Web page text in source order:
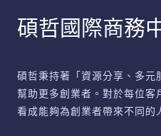
活
與
限
可
能
碩哲國際商務
碩哲秉持著「資源分享、多元
幫助更多創業者。對於每位
看成能夠為創業者帶來不同的